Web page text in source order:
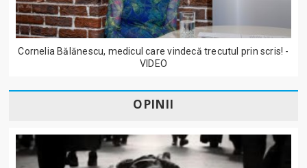
Cornelia Bălănescu, medicul care vindecă trecutul prin scris! -
VIDEO
OPINII